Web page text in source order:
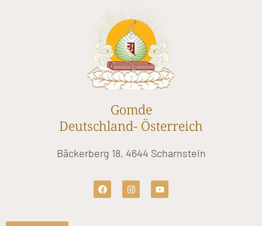
Gomde
Deutschland- Österreich
Bäckerberg 18, 4644 Scharnstein
F
a
c
I
n
s
Y
o
u